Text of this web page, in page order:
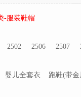
-服装鞋帽
2502 2506 2507
婴儿全套衣 跑鞋(带金